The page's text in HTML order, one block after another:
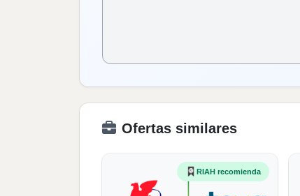
Ofertas similares
RIAH recomienda